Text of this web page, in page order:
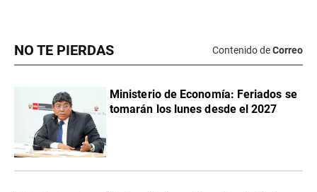
NO TE PIERDAS Contenido deCorreo
Ministerio de Economía: Feriados se
tomarán los lunes desde el 2027